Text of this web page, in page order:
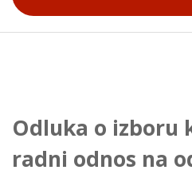
Odluka o izboru
radni odnos na